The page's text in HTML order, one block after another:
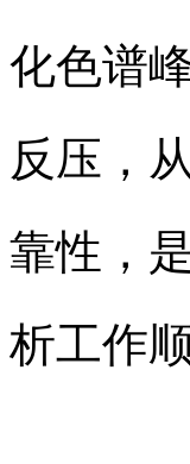
化色谱
反压，
靠性，
析工作